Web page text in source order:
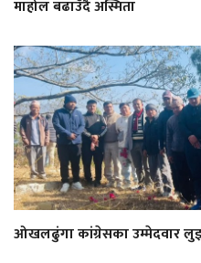
माहोल बढाउँदै अस्मिता
ओखलढुंगा कांग्रेसका उम्मेदवार